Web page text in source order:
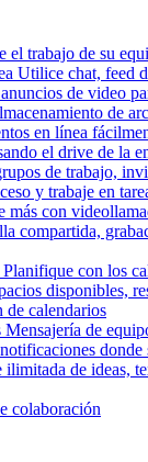
el trabajo de su
Utilice chat, feed
de video
de
en línea
el drive de la
de trabajo,
y trabaje en
más con
compartida,
Planifique con los
disponibles,
de calendarios
Mensajería de
donde
ilimitada de ideas,
colaboración